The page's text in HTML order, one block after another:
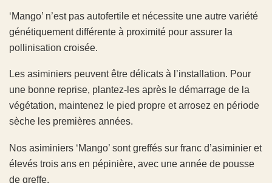
‘Mango’ n’est pas autofertile et nécessite une autre variété
génétiquement différente à proximité pour assurer la
pollinisation croisée.
Les asiminiers peuvent être délicats à l’installation. Pour
une bonne reprise, plantez-les après le démarrage de la
végétation, maintenez le pied propre et arrosez en période
sèche les premières années.
Nos asiminiers ‘Mango’ sont greffés sur franc d’asiminier et
élevés trois ans en pépinière, avec une année de pousse
de greffe.